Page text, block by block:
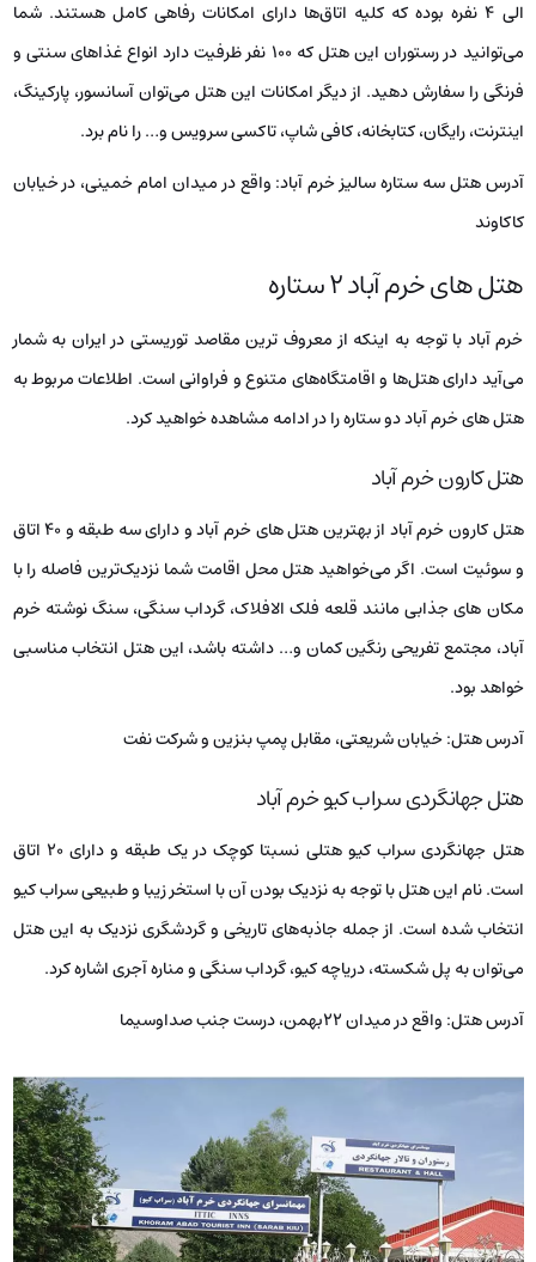
الی ۴ نفره بوده که کلیه اتاق‌ها دارای امکانات رفاهی کامل هستند. شما
می‌توانید در رستوران این هتل که ۱۰۰ نفر ظرفیت دارد انواع غذاهای سنتی و
فرنگی را سفارش دهید. از دیگر امکانات این هتل می‌توان آسانسور، پارکینگ،
اینترنت، رایگان، کتابخانه، کافی شاپ، تاکسی سرویس و… را نام برد.
آدرس هتل سه ستاره سالیز خرم آباد: واقع در میدان امام خمینی، در خیابان
کاکاوند
هتل‌ های خرم آباد ۲ ستاره
خرم آباد با توجه به اینکه از معروف‌ ترین مقاصد توریستی در ایران به شمار
می‌آید دارای هتل‌ها و اقامتگاه‌های متنوع و فراوانی است. اطلاعات مربوط به
هتل‌ های خرم آباد دو ستاره را در ادامه مشاهده خواهید کرد.
هتل کارون خرم آباد
هتل کارون خرم آباد از بهترین هتل‌ های خرم آباد و دارای سه طبقه و ۴۰ اتاق
و سوئیت است. اگر می‌خواهید هتل محل اقامت شما نزدیک‌ترین فاصله را با
مکان های جذابی مانند قلعه فلک الافلاک، گرداب سنگی، سنگ نوشته خرم
آباد، مجتمع تفریحی رنگین کمان و… داشته باشد، این هتل انتخاب مناسبی
خواهد بود.
آدرس هتل: خیابان شریعتی، مقابل پمپ بنزین و شرکت نفت
هتل جهانگردی سراب کیو خرم آباد
هتل جهانگردی سراب کیو هتلی نسبتا کوچک در یک طبقه و دارای ۲۰ اتاق
است. نام این هتل با توجه به نزدیک بودن آن با استخر زیبا و طبیعی سراب کیو
انتخاب شده است. از جمله جاذبه‌های تاریخی و گردشگری نزدیک به این هتل
می‌توان به پل شکسته، دریاچه کیو، گرداب سنگی و مناره آجری اشاره کرد.
آدرس هتل: واقع در میدان 22بهمن، درست جنب صداوسیما